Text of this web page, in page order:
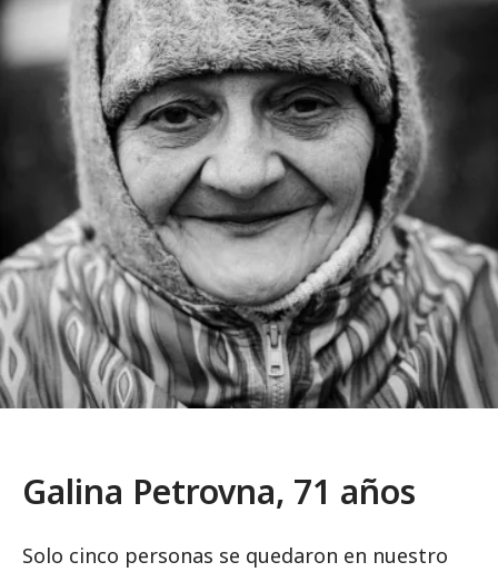
Galina Petrovna, 71 años
Solo cinco personas se quedaron en nuestro